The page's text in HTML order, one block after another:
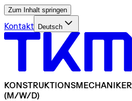
Zum Inhalt springen
Kontakt Deutsch
KONSTRUKTIONSMECHANIKER
(M/W/D)